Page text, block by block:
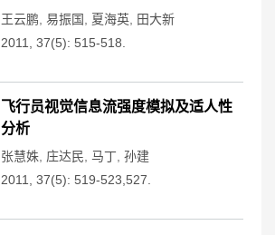
王云鹏 易振国 夏海英
田大新
2011, 37(5): 515-518.
飞行员视觉信息流强度模拟及适人性
分析
张慧姝 庄达民 马丁 孙建
2011, 37(5): 519-523,527.